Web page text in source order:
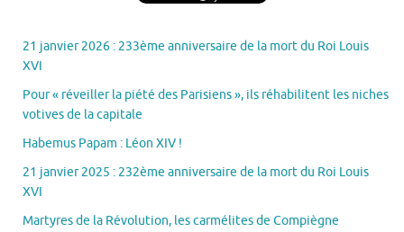
21 janvier 2026 : 233ème anniversaire de la mort du Roi Louis
XVI
Pour « réveiller la piété des Parisiens », ils réhabilitent les niches
votives de la capitale
Habemus Papam : Léon XIV !
21 janvier 2025 : 232ème anniversaire de la mort du Roi Louis
XVI
Martyres de la Révolution, les carmélites de Compiègne